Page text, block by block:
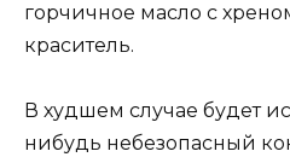
горчичное масло с
краситель.
В худшем случае будет
нибудь небезопасный